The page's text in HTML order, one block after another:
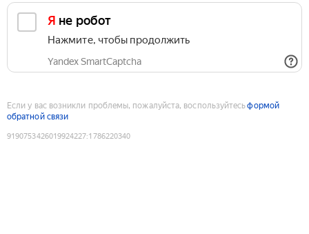
Я не робот
Нажмите, чтобы продолжить
Yandex SmartCaptcha
Если у вас возникли проблемы, пожалуйста, воспользуйтесьформой
обратной связи
9190753426019924227:1786220340